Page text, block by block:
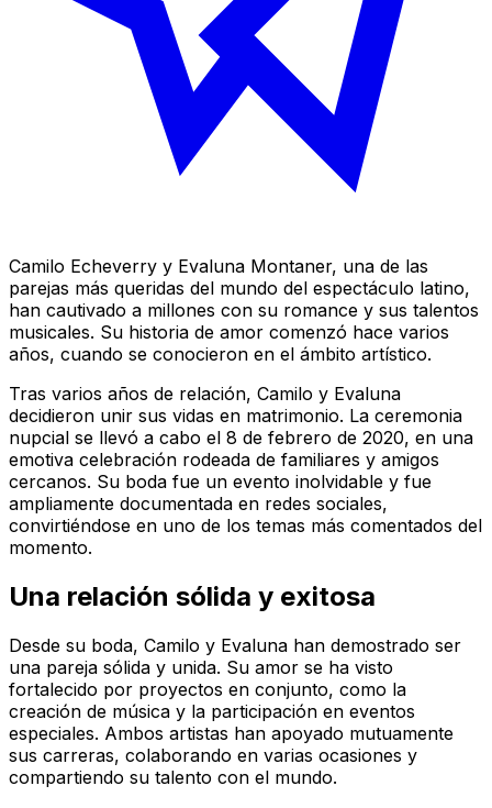
Camilo Echeverry y Evaluna Montaner, una de las
parejas más queridas del mundo del espectáculo latino,
han cautivado a millones con su romance y sus talentos
musicales. Su historia de amor comenzó hace varios
años, cuando se conocieron en el ámbito artístico.
Tras varios años de relación, Camilo y Evaluna
decidieron unir sus vidas en matrimonio. La ceremonia
nupcial se llevó a cabo el 8 de febrero de 2020, en una
emotiva celebración rodeada de familiares y amigos
cercanos. Su boda fue un evento inolvidable y fue
ampliamente documentada en redes sociales,
convirtiéndose en uno de los temas más comentados del
momento.
Una relación sólida y exitosa
Desde su boda, Camilo y Evaluna han demostrado ser
una pareja sólida y unida. Su amor se ha visto
fortalecido por proyectos en conjunto, como la
creación de música y la participación en eventos
especiales. Ambos artistas han apoyado mutuamente
sus carreras, colaborando en varias ocasiones y
compartiendo su talento con el mundo.